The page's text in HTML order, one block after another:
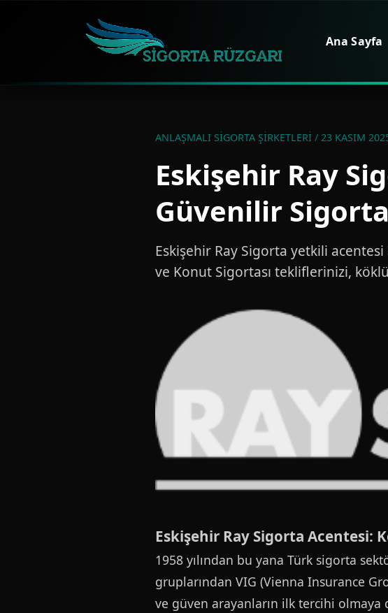
Ana Sayfa
ANLAŞMALI SIGORTA ŞIRKETLERI / 23 KASIM
Eskişehir Ray
Güvenilir
Eskişehir Ray Sigorta yetkili
ve Konut Sigortası tekliflerinizi,
Eskişehir Ray Sigorta Acentesi:
1958 yılından bu yana Türk sigorta
gruplarından VIG (Vienna Insurance
ve güven arayanların ilk tercihi olmaya